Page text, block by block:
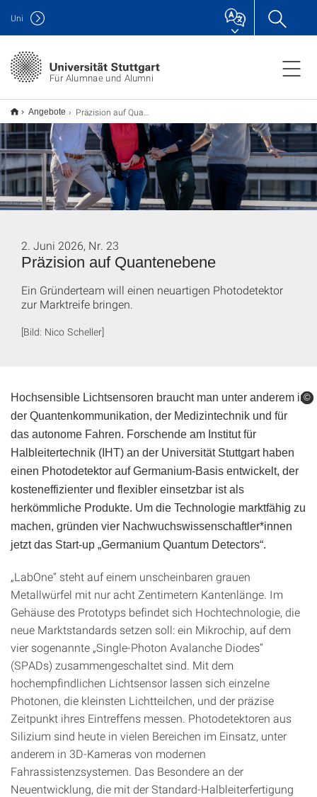
Für Alumnae und Alumni
Uni
Angebote Präzision auf Quantenebene
Präzision auf Quantenebene
2. Juni 2026, Nr. 23
Ein Gründerteam will einen neuartigen Photodetektor
zur Marktreife bringen.
[Bild: Nico Scheller]
Hochsensible Lichtsensoren braucht man unter anderem in
der Quantenkommunikation, der Medizintechnik und für
das autonome Fahren. Forschende am Institut für
Halbleitertechnik (IHT) an der Universität Stuttgart haben
einen Photodetektor auf Germanium-Basis entwickelt, der
kosteneffizienter und flexibler einsetzbar ist als
herkömmliche Produkte. Um die Technologie marktfähig zu
machen, gründen vier Nachwuchswissenschaftler*innen
jetzt das Start-up „Germanium Quantum Detectors“.
„LabOne“ steht auf einem unscheinbaren grauen
Metallwürfel mit nur acht Zentimetern Kantenlänge. Im
Gehäuse des Prototyps befindet sich Hochtechnologie, die
neue Marktstandards setzen soll: ein Mikrochip, auf dem
vier sogenannte „Single-Photon Avalanche Diodes“
(SPADs) zusammengeschaltet sind. Mit dem
hochempfindlichen Lichtsensor lassen sich einzelne
Photonen, die kleinsten Lichtteilchen, und der präzise
Zeitpunkt ihres Eintreffens messen. Photodetektoren aus
Silizium sind heute in vielen Bereichen im Einsatz, unter
anderem in 3D-Kameras von modernen
Fahrassistenzsystemen. Das Besondere an der
Neuentwicklung, die mit der Standard-Halbleiterfertigung
©
©
©